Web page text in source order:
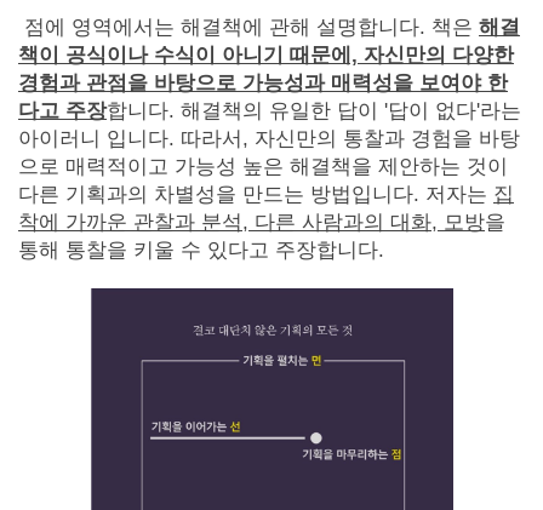
점에 영역에서는 해결책에 관해 설명합니다. 책은 해결
책이 공식이나 수식이 아니기 때문에, 자신만의 다양한
경험과 관점을 바탕으로 가능성과 매력성을 보여야 한
다고 주장합니다. 해결책의 유일한 답이 '답이 없다'라는
아이러니 입니다. 따라서, 자신만의 통찰과 경험을 바탕
으로 매력적이고 가능성 높은 해결책을 제안하는 것이
다른 기획과의 차별성을 만드는 방법입니다. 저자는 집
착에 가까운 관찰과 분석, 다른 사람과의 대화, 모방을
통해 통찰을 키울 수 있다고 주장합니다.